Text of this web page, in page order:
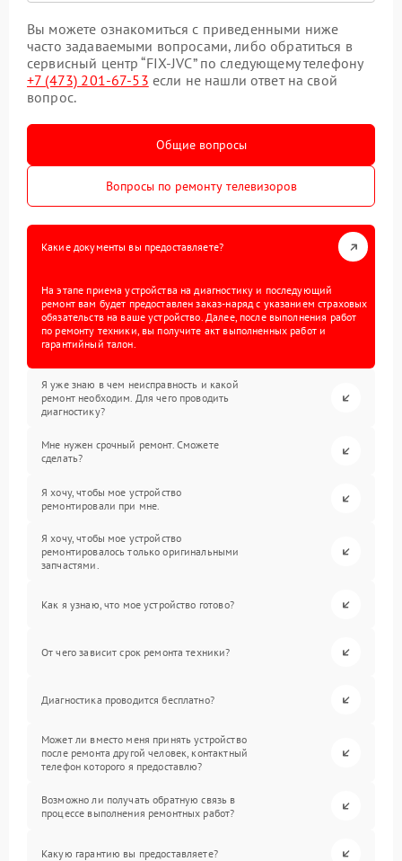
Вы можете ознакомиться с приведенными ниже
часто задаваемыми вопросами, либо обратиться в
сервисный центр “FIX-JVC” по следующему телефону
+7 (473) 201-67-53 если не нашли ответ на свой
вопрос.
Общие вопросы
Вопросы по ремонту телевизоров
Какие документы вы предоставляете?
На этапе приема устройства на диагностику и последующий
ремонт вам будет предоставлен заказ-наряд с указанием страховых
обязательств на ваше устройство. Далее, после выполнения работ
по ремонту техники, вы получите акт выполненных работ и
гарантийный талон.
Я уже знаю в чем неисправность и какой
ремонт необходим. Для чего проводить
диагностику?
Мне нужен срочный ремонт. Сможете
сделать?
Я хочу, чтобы мое устройство
ремонтировали при мне.
Я хочу, чтобы мое устройство
ремонтировалось только оригинальными
запчастями.
Как я узнаю, что мое устройство готово?
От чего зависит срок ремонта техники?
Диагностика проводится бесплатно?
Может ли вместо меня принять устройство
после ремонта другой человек, контактный
телефон которого я предоставлю?
Возможно ли получать обратную связь в
процессе выполнения ремонтных работ?
Какую гарантию вы предоставляете?